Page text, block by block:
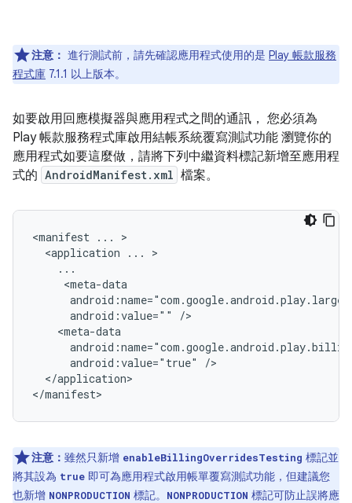
注意： 進行測試前，請先確認應用程式使用的是 Play 帳款服務
程式庫 7.1.1 以上版本。
如要啟用回應模擬器與應用程式之間的通訊， 您必須為
Play 帳款服務程式庫啟用結帳系統覆寫測試功能 瀏覽你的
應用程式如要這麼做，請將下列中繼資料標記新增至應用程
式的 AndroidManifest.xml 檔案。
<manifest ... >
  <application ... >
    ...
     <meta-data
      android:value="" />
    <meta-data
      android:value="true" />
  </application>
</manifest>
注意： 雖然只新增 enableBillingOverridesTesting 標記並
將其設為 true 即可為應用程式啟用帳單覆寫測試功能，但建議您
也新增 NONPRODUCTION 標記。 NONPRODUCTION 標記可防止誤將應